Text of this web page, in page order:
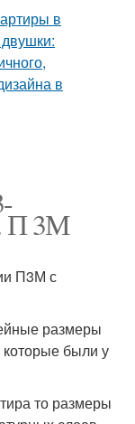
П 3М
П3М с
размеры
которые были у
то размеры